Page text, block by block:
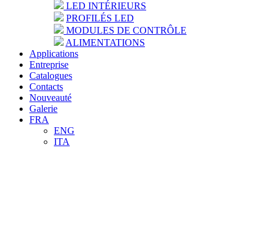
LED INTÉRIEURS
PROFILÉS LED
MODULES DE CONTRÔLE
ALIMENTATIONS
Applications
Entreprise
Catalogues
Contacts
Nouveauté
Galerie
FRA
ENG
ITA